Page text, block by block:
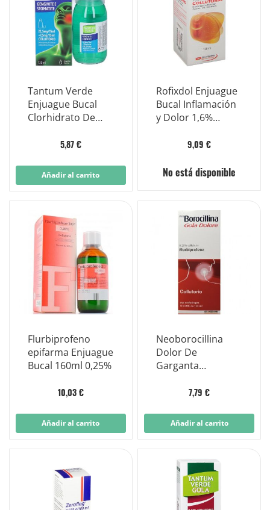
Tantum Verde
Enjuague Bucal
Clorhidrato De
5,87 €
Añadir al carrito
Rofixdol Enjuague
Bucal Inflamación
y Dolor 1,6%
9,09 €
No está disponible
Flurbiprofeno
epifarma Enjuague
Bucal 160ml 0,25%
10,03 €
Añadir al carrito
Neoborocillina
Dolor De
Garganta
Colutorio 160 ml
7,79 €
Añadir al carrito